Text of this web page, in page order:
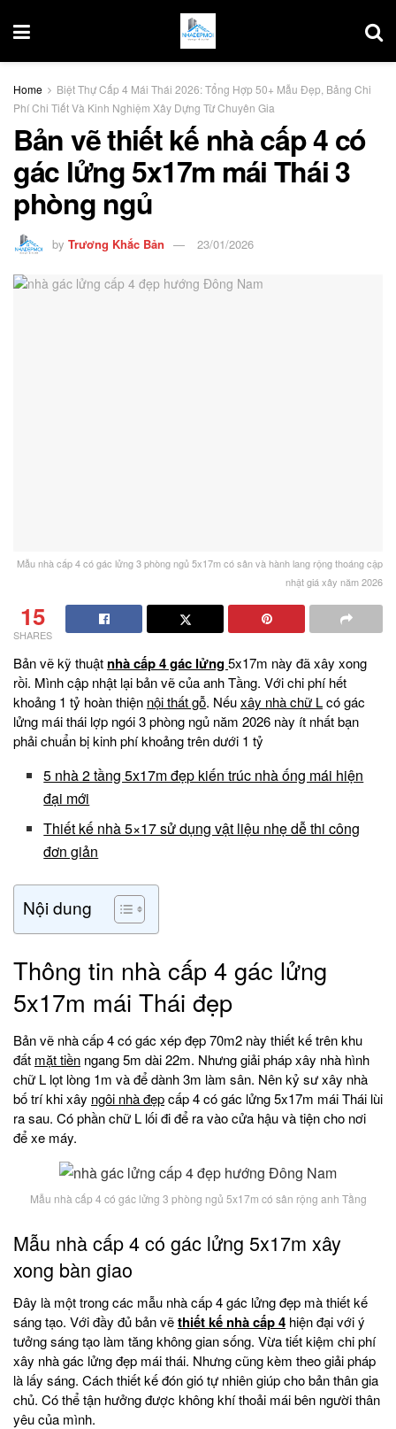
Home
Biệt Thự Cấp 4 Mái Thái 2026: Tổng Hợp 50+ Mẫu Đẹp, Bảng Chi
Phí Chi Tiết Và Kinh Nghiệm Xây Dựng Từ Chuyên Gia
Bản vẽ thiết kế nhà cấp 4 có
gác lửng 5x17m mái Thái 3
phòng ngủ
by Trương Khắc Bản 23/01/2026
Mẫu nhà cấp 4 có gác lửng 3 phòng ngủ 5x17m có sân và hành lang rộng thoáng cập
nhật giá xây năm 2026
15
SHARES
Bản vẽ kỹ thuật nhà cấp 4 gác lửng5x17m này đã xây xong
rồi. Mình cập nhật lại bản vẽ của anh Tầng. Với chi phí hết
khoảng 1 tỷ hoàn thiện nội thất gỗ. Nếuxây nhà chữ Lcó gác
lửng mái thái lợp ngói 3 phòng ngủ năm 2026 này ít nhất bạn
phải chuẩn bị kinh phí khoảng trên dưới 1 tỷ
5 nhà 2 tầng 5x17m đẹp kiến trúc nhà ống mái hiện
đại mới
Thiết kế nhà 5×17 sử dụng vật liệu nhẹ dễ thi công
đơn giản
Nội dung
Thông tin nhà cấp 4 gác lửng
5x17m mái Thái đẹp
Bản vẽ nhà cấp 4 có gác xép đẹp 70m2 này thiết kế trên khu
đất mặt tiền ngang 5m dài 22m. Nhưng giải pháp xây nhà hình
chữ L lọt lòng 1m và để dành 3m làm sân. Nên kỷ sư xây nhà
bố trí khi xây ngôi nhà đẹpcấp 4 có gác lửng 5x17m mái Thái lùi
ra sau. Có phần chữ L lối đi để ra vào cửa hậu và tiện cho nơi
để xe máy.
Mẫu nhà cấp 4 có gác lửng 3 phòng ngủ 5x17m có sân rộng anh Tầng
Mẫu nhà cấp 4 có gác lửng 5x17m xây
xong bàn giao
Đây là một trong các mẫu nhà cấp 4 gác lửng đẹp mà thiết kế
sáng tạo. Với đầy đủ bản vẽthiết kế nhà cấp 4 hiện đại với ý
tưởng sáng tạo làm tăng không gian sống. Vừa tiết kiệm chi phí
xây nhà gác lửng đẹp mái thái. Nhưng cũng kèm theo giải pháp
là lấy sáng. Cách thiết kế đón gió tự nhiên giúp cho bản thân gia
chủ. Có thể tận hưởng được không khí thoải mái bên người thân
yêu của mình.